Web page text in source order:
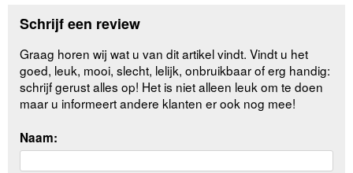
Schrijf een review
Graag horen wij wat u van dit artikel vindt. Vindt u het
goed, leuk, mooi, slecht, lelijk, onbruikbaar of erg handig:
schrijf gerust alles op! Het is niet alleen leuk om te doen
maar u informeert andere klanten er ook nog mee!
Naam: